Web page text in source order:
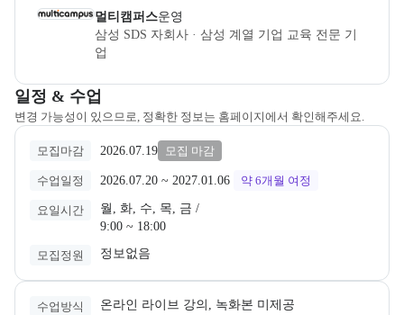
멀티캠퍼스은(는) 본 부트캠프의
멀티캠퍼스운영
삼성 SDS 자회사 · 삼성 계열 기업 교육 전문 기
업
일정 & 수업
변경 가능성이 있으므로, 정확한 정보는 홈페이지에서 확인해주세요.
교육과정 일정과 모집 상태에 따른 안내를 제공한다.
모집마감 2026.07.19 모집 마감
수업일정 2026.07.20 ~ 2027.01.06 약 6개월 여정
요일시간
월, 화, 수, 목, 금 /
9:00 ~ 18:00
모집정원 정보없음
수업방식
온라인 라이브 강의, 녹화본 미제공